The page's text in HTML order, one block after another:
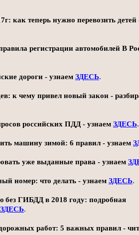
как теперь нужно перевозить детей
регистрации автомобилей В
дороги - узнаем ЗДЕСЬ.
к чему привел новый закон -
российских ПДД - узнаем ЗДЕСЬ.
машину зимой: 6 правил - узнаем
уже выданные права - узнаем
номер: что делать - узнаем ЗДЕСЬ.
без ГИБДД в 2018 году: подробная
ЗДЕСЬ.
работ: 5 важных правил -